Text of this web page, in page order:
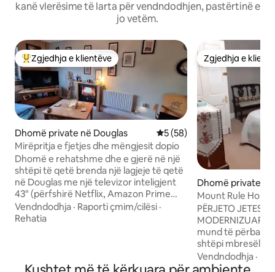
kanë vlerësime të larta për vendndodhjen, pastërtinë e
jo vetëm.
Më të mirat e zgjedhjeve të klientëve
Zgjedhja e klientëve
Dhomë private në Douglas Vlerësimi mesatar 5 nga 5,
5 (58)
Mirëpritja e fjetjes dhe mëngjesit dopio
Dhomë e rehatshme dhe e gjerë në një
shtëpi të qetë brenda një lagjeje të qetë
në Douglas me një televizor inteligjent
43" (përfshirë Netflix, Amazon Prime
etj.) derë me çelës dhe pajisje për
përgatitjen e çajit dhe kafesë. Shtretërit
Harta dhe fletëpalosjet e informacionit
Vendndodhja · Raporti çmim/cilësi ·
Rehatia
Zgjedhja e
Zgjedhja e
Dhomë private
Mount Rule
Njeriut
PËRJETO
MODERNIZUAR. Besoni ose jo një familje
mund të
shtëpi
- dhe nuk ishte aq shumë kohë më parë !
Ne ofrojmë dy
Vendndodhja ·